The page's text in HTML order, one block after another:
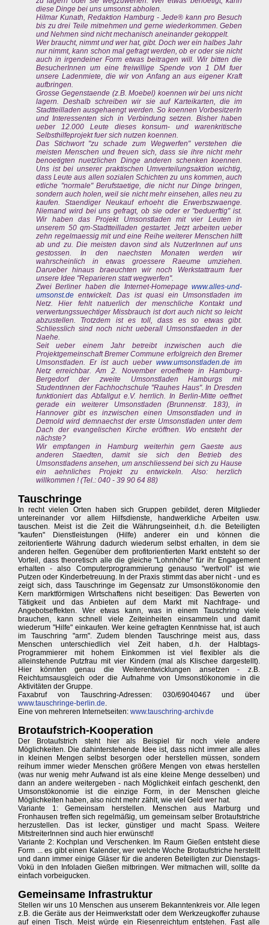
diese Dinge bei uns umsonst abholen.
Hilmar Kunath, Redaktion Hamburg - Jede® kann pro Besuch
bis zu drei Teile mitnehmen und gerne wiederkommen. Geben
und Nehmen sind nicht mechanisch aneinander gekoppelt.
Wer braucht, nimmt und wer hat, gibt. Doch wer ein halbes Jahr
nur nimmt, kann schon mal gefragt werden, ob er oder sie nicht
auch in irgendeiner Form etwas beitragen will. Wir bitten die
BesucherInnen um eine freiwillige Spende von 1 DM fuer
unsere Ladenmiete, die wir von Anfang an aus eigener Kraft
aufbringen.
Grosse Gegenstaende (z.B. Moebel) koennen wir bei uns nicht
lagern. Deshalb schreiben wir sie auf Karteikarten, die im
Stadtteilladen ausgehaengt werden. So koennen VorbesitzerIn
und Interessenten sich in Verbindung setzen. Bisher haben
ueber 12.000 Leute dieses konsum- und warenkritische
Selbsthilfeprojekt fuer sich nutzen koennen.
Das Stichwort "zu schade zum Wegwerfen" verstehen die
meisten Menschen und freuen sich, dass sie ihre nicht mehr
benoetigten nuetzlichen Dinge anderen schenken koennen.
Uns ist bei unserer praktischen Umverteilungsaktion wichtig,
dass Leute aus allen sozialen Schichten zu uns kommen, auch
etliche "normale" Berufstaetige, die nicht nur Dinge bringen,
sondern auch holen, weil sie nicht mehr einsehen, alles neu zu
kaufen. Staendiger Neukauf erhoeht die Erwerbszwaenge.
Niemand wird bei uns gefragt, ob sie oder er "beduerftig" ist.
Wir haben das Projekt Umsonstladen mit vier Leuten in
unserem 50 qm-Stadtteilladen gestartet. Jetzt arbeiten ueber
zehn regelmaessig mit und eine Reihe weiterer Menschen hilft
ab und zu. Die meisten davon sind als NutzerInnen auf uns
gestossen. In den naechsten Monaten werden wir
wahrscheinlich in etwas groessere Raeume umziehen.
Darueber hinaus braeuchten wir noch Werkstattraum fuer
unsere Idee "Reparieren statt wegwerfen".
Zwei Berliner haben die Internet-Homepagewww.alles-und-
umsonst.de entwickelt. Das ist quasi ein Umsonstladen im
Netz. Hier fehlt natuerlich der menschliche Kontakt und
verwertungssuechtiger Missbrauch ist dort auch nicht so leicht
abzustellen. Trotzdem ist es toll, dass es so etwas gibt.
Schliesslich sind noch nicht ueberall Umsonstlaeden in der
Naehe.
Seit ueber einem Jahr betreibt inzwischen auch die
Projektgemeinschaft Bremer Commune erfolgreich den Bremer
Umsonstladen. Er ist auch ueberwww.umsonstladen.de im
Netz erreichbar. Am 2. November eroeffnete in Hamburg-
Bergedorf der zweite Umsonstladen Hamburgs mit
StudentInnen der Fachhochschule "Rauhes Haus". In Dresden
funktioniert das Abfallgut e.V. herrlich. In Berlin-Mitte oeffnet
gerade ein weiterer Umsonstladen (Brunnenstr. 183), in
Hannover gibt es inzwischen einen Umsonstladen und in
Detmold wird demnaechst der erste Umsonstladen unter dem
Dach der evangelischen Kirche eröffnen. Wo entsteht der
nächste?
Wir empfangen in Hamburg weiterhin gern Gaeste aus
anderen Staedten, damit sie sich den Betrieb des
Umsonstladens ansehen, um anschliessend bei sich zu Hause
ein aehnliches Projekt zu entwickeln. Also: herzlich
willkommen ! (Tel.: 040 - 39 90 64 88)
Tauschringe
In recht vielen Orten haben sich Gruppen gebildet, deren Mitglieder
untereinander vor allem Hilfsdienste, handwerkliche Arbeiten usw.
tauschen. Meist ist die Zeit die Währungseinheit, d.h. die Beteiligten
"kaufen" Dienstleistungen (Hilfe) anderer ein und können die
zeitorientierte Währung dadurch wiederum selbst erhalten, in dem sie
anderen helfen. Gegenüber dem profitorientierten Markt entsteht so der
Vorteil, dass theoretisch alle die gleiche "Lohnhöhe" für ihr Engagement
erhalten - also Computerprogrammierung genauso "wertvoll" ist wie
Putzen oder Kinderbetreuung. In der Praxis stimmt das aber nicht - und es
zeigt sich, dass Tauschringe im Gegensatz zur Umsonstökonomie den
Kern marktförmigen Wirtschaftens nicht beseitigen: Das Bewerten von
Tätigkeit und das Anbieten auf dem Markt mit Nachfrage- und
Angebotseffekten. Wer etwas kann, was in einem Tauschring viele
brauchen, kann schnell viele Zeiteinheiten einsammeln und damit
wiederum "Hilfe" einkaufen. Wer keine gefragten Kenntnisse hat, ist auch
im Tauschring "arm". Zudem blenden Tauschringe meist aus, dass
Menschen unterschiedlich viel Zeit haben, d.h. der Halbtags-
Programmierer mit hohem Einkommen ist viel flexibler als die
alleinstehende Putzfrau mit vier Kindern (mal als Klischee dargestellt).
Hier könnten genau die Weiterentwicklungen ansetzen - z.B.
Reichtumsausgleich oder die Aufnahme von Umsonstökonomie in die
Aktivitäten der Gruppe.
Faxabruf von Tauschring-Adressen: 030/69040467 und über
www.tauschringe-berlin.de.
Eine von mehreren Internetseiten: www.tauschring-archiv.de
Brotaufstrich-Kooperation
Der Brotaufstrich steht hier als Beispiel für noch viele andere
Möglichkeiten. Die dahinterstehende Idee ist, dass nicht immer alle alles
in kleinen Mengen selbst besorgen oder herstellen müssen, sondern
reihum immer wieder Menschen größere Mengen von etwas herstellen
(was nur wenig mehr Aufwand ist als eine kleine Menge desselben) und
dann an andere weitergeben - nach Möglichkeit einfach geschenkt, den
Umsonstökonomie ist die einzige Form, in der Menschen gleiche
Möglichkeiten haben, also nicht mehr zählt, wie viel Geld wer hat.
Variante 1: Gemeinsam herstellen. Menschen aus Marburg und
Fronhausen treffen sich regelmäßig, um gemeinsam selber Brotaufstriche
herzustellen. Das ist lecker, günstiger und macht Spass. Weitere
MitstreiterInnen sind auch hier erwünscht!
Variante 2: Kochplan und Verschenken. Im Raum Gießen entsteht diese
Form ... es gibt einen Kalender, wer welche Woche Brotaufstriche herstellt
und dann immer einige Gläser für die anderen Beteiligten zur Dienstags-
Vokü in den Infoladen Gießen mitbringen. Wer mitmachen will, sollte da
einfach vorbeigucken.
Gemeinsame Infrastruktur
Stellen wir uns 10 Menschen aus unserem Bekanntenkreis vor. Alle legen
z.B. die Geräte aus der Heimwerkstatt oder dem Werkzeugkoffer zuhause
auf einen Tisch. Meist würde ein Riesenreichtum entstehen. Fast alle